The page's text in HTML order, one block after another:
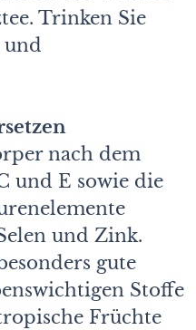
Trinken Sie
und
nach dem
und E sowie die
und Zink.
gute
Stoffe
Früchte